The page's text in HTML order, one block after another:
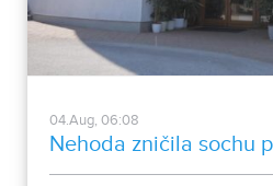
04.Aug, 06:08
Nehoda zničila sochu